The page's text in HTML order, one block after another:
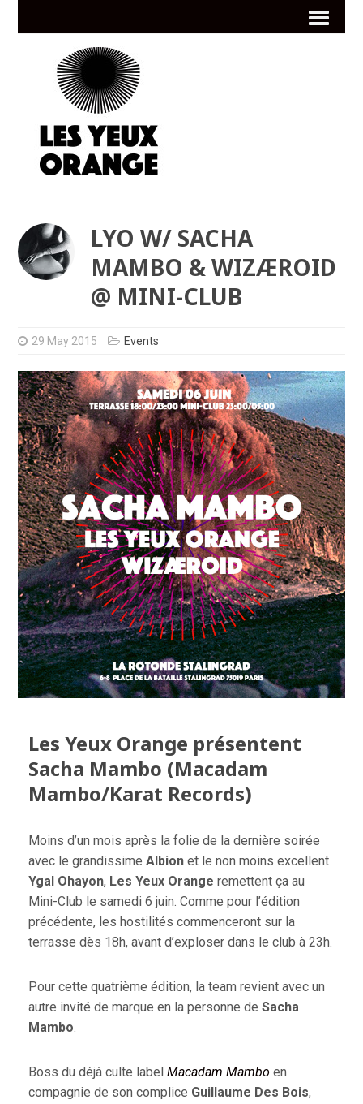
LYO W/ SACHA
MAMBO & WIZÆROID
@ MINI-CLUB
29 May 2015 Events
Les Yeux Orange présentent
Sacha Mambo (Macadam
Mambo/Karat Records)
Moins d’un mois après la folie de la dernière soirée
avec le grandissime Albionet le non moins excellent
Ygal Ohayon, Les Yeux Orange remettent ça au
Mini-Club le samedi 6 juin. Comme pour l’édition
précédente, les hostilités commenceront sur la
terrasse dès 18h, avant d’exploser dans le club à 23h.
Pour cette quatrième édition, la team revient avec un
autre invité de marque en la personne de Sacha
Mambo.
Boss du déjà culte label Macadam Mambo en
compagnie de son complice Guillaume Des Bois,